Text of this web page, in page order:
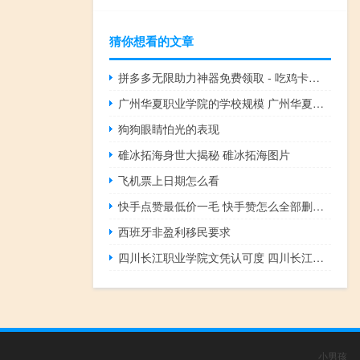
猜你想看的文章
拼多多无限助力神器免费领取 - 吃鸡卡盟网 qq互赞网址网站
广州华夏职业学院的学校规模 广州华夏职业技术学院
狗狗眼睛怕光的表现
碓冰拓海身世大揭秘 碓冰拓海图片
飞机票上日期怎么看
快手点赞最低价一毛 快手赞怎么全部删除(快手点赞的怎么删除)
西班牙非盈利移民要求
四川长江职业学院文凭认可度 四川长江职业学院吧
小男孩